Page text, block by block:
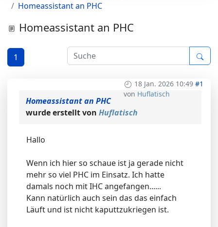
Homeassistant an PHC
Homeassistant an PHC
1
18 Jan. 2026 10:49 #1
von Huflatisch
Homeassistant an PHC
wurde erstellt von Huflatisch
Hallo
Wenn ich hier so schaue ist ja gerade nicht
mehr so viel PHC im Einsatz. Ich hatte
damals noch mit IHC angefangen......
Kann natürlich auch sein das das einfach
Läuft und ist nicht kaputtzukriegen ist.